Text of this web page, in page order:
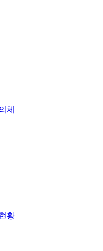
체
황